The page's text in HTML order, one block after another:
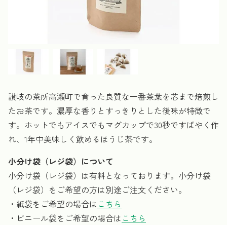
讃岐の茶所高瀬町で育った良質な一番茶葉を芯まで焙煎し
たお茶です。濃厚な香りとすっきりとした後味が特徴で
す。ホットでもアイスでもマグカップで30秒ですばやく作
れ、1年中美味しく飲めるほうじ茶です。
小分け袋（レジ袋）について
小分け袋（レジ袋）は有料となっております。小分け袋
（レジ袋）をご希望の方は別途ご注文ください。
・紙袋をご希望の場合は こちら
・ビニール袋をご希望の場合は こちら